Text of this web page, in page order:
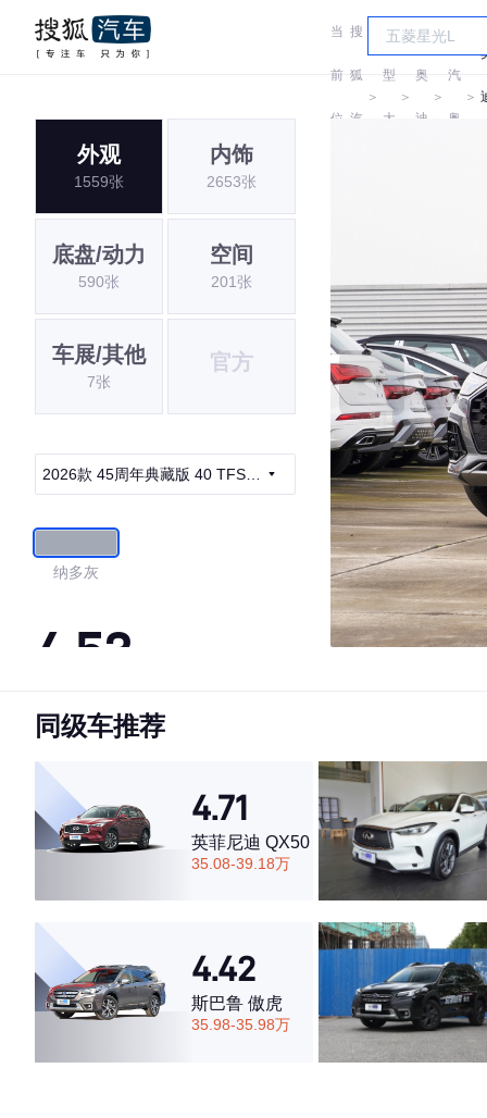
当
前
位
搜
狐
汽
＞
车
型
大
＞
奥
迪
＞
一
汽
奥
＞
外观
1559张
内饰
2653张
底盘/动力
590张
空间
201张
车展/其他
7张
官方
2026款 45周年典藏版 40 TFSI
纳多灰
4.53
·外观表现一般，低于57%同级车
·空间表现一般，低于71%同级车
同级车推荐
4.71
英菲尼迪 QX50
35.08-39.18万
4.42
斯巴鲁 傲虎
35.98-35.98万